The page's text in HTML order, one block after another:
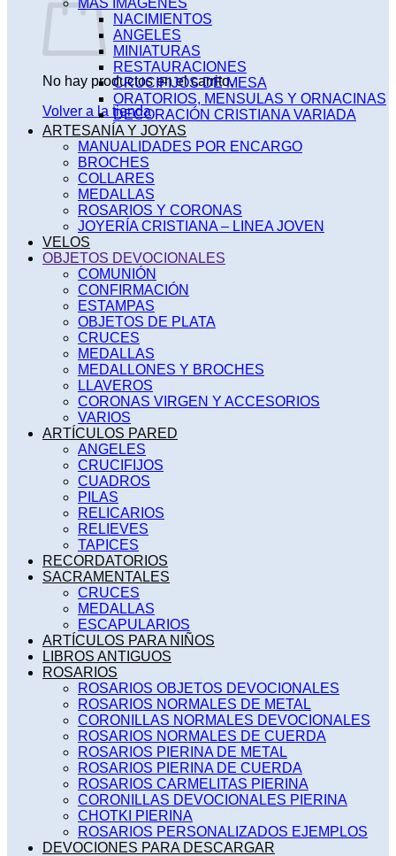
No hay productos en el carrito.
Volver a la tienda
MÁS IMÁGENES
NACIMIENTOS
ANGELES
MINIATURAS
RESTAURACIONES
CRUCIFIJOS DE MESA
ORATORIOS, MENSULAS Y ORNACINAS
DECORACIÓN CRISTIANA VARIADA
ARTESANÍA Y JOYAS
MANUALIDADES POR ENCARGO
BROCHES
COLLARES
MEDALLAS
ROSARIOS Y CORONAS
JOYERÍA CRISTIANA – LINEA JOVEN
VELOS
OBJETOS DEVOCIONALES
COMUNIÓN
CONFIRMACIÓN
ESTAMPAS
OBJETOS DE PLATA
CRUCES
MEDALLAS
MEDALLONES Y BROCHES
LLAVEROS
CORONAS VIRGEN Y ACCESORIOS
VARIOS
ARTÍCULOS PARED
ANGELES
CRUCIFIJOS
CUADROS
PILAS
RELICARIOS
RELIEVES
TAPICES
RECORDATORIOS
SACRAMENTALES
CRUCES
MEDALLAS
ESCAPULARIOS
ARTÍCULOS PARA NIÑOS
LIBROS ANTIGUOS
ROSARIOS
ROSARIOS OBJETOS DEVOCIONALES
ROSARIOS NORMALES DE METAL
CORONILLAS NORMALES DEVOCIONALES
ROSARIOS NORMALES DE CUERDA
ROSARIOS PIERINA DE METAL
ROSARIOS PIERINA DE CUERDA
ROSARIOS CARMELITAS PIERINA
CORONILLAS DEVOCIONALES PIERINA
CHOTKI PIERINA
ROSARIOS PERSONALIZADOS EJEMPLOS
DEVOCIONES PARA DESCARGAR